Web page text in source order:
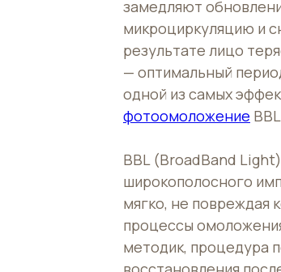
замедляют
микроциркуляцию и
результате лицо
— оптимальный
одной из самых
фотоомоложение
BBL (BroadBand
широкополосного
мягко, не повреждая
процессы
методик, процедура